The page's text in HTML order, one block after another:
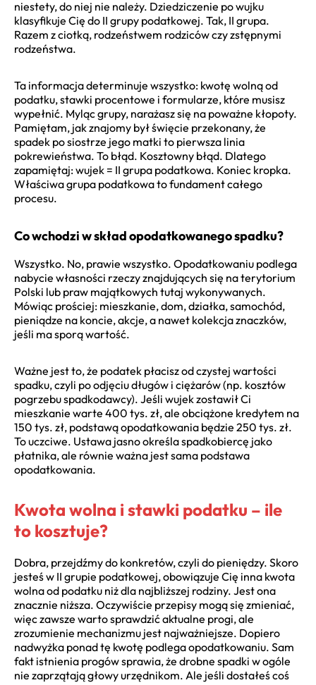
niestety, do niej nie należy. Dziedziczenie po wujku
klasyfikuje Cię do II grupy podatkowej. Tak, II grupa.
Razem z ciotką, rodzeństwem rodziców czy zstępnymi
rodzeństwa.
Ta informacja determinuje wszystko: kwotę wolną od
podatku, stawki procentowe i formularze, które musisz
wypełnić. Myląc grupy, narażasz się na poważne kłopoty.
Pamiętam, jak znajomy był święcie przekonany, że
spadek po siostrze jego matki to pierwsza linia
pokrewieństwa. To błąd. Kosztowny błąd. Dlatego
zapamiętaj: wujek = II grupa podatkowa. Koniec kropka.
Właściwa grupa podatkowa to fundament całego
procesu.
Co wchodzi w skład opodatkowanego spadku?
Wszystko. No, prawie wszystko. Opodatkowaniu podlega
nabycie własności rzeczy znajdujących się na terytorium
Polski lub praw majątkowych tutaj wykonywanych.
Mówiąc prościej: mieszkanie, dom, działka, samochód,
pieniądze na koncie, akcje, a nawet kolekcja znaczków,
jeśli ma sporą wartość.
Ważne jest to, że podatek płacisz od czystej wartości
spadku, czyli po odjęciu długów i ciężarów (np. kosztów
pogrzebu spadkodawcy). Jeśli wujek zostawił Ci
mieszkanie warte 400 tys. zł, ale obciążone kredytem na
150 tys. zł, podstawą opodatkowania będzie 250 tys. zł.
To uczciwe. Ustawa jasno określa spadkobiercę jako
płatnika, ale równie ważna jest sama podstawa
opodatkowania.
Kwota wolna i stawki podatku – ile
to kosztuje?
Dobra, przejdźmy do konkretów, czyli do pieniędzy. Skoro
jesteś w II grupie podatkowej, obowiązuje Cię inna kwota
wolna od podatku niż dla najbliższej rodziny. Jest ona
znacznie niższa. Oczywiście przepisy mogą się zmieniać,
więc zawsze warto sprawdzić aktualne progi, ale
zrozumienie mechanizmu jest najważniejsze. Dopiero
nadwyżka ponad tę kwotę podlega opodatkowaniu. Sam
fakt istnienia progów sprawia, że drobne spadki w ogóle
nie zaprzątają głowy urzędnikom. Ale jeśli dostałeś coś